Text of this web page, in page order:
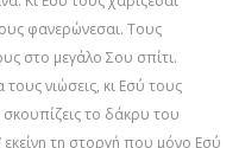
φανερώνεσαι. Τους
στο μεγάλο Σου σπίτι.
νιώσεις, κι Εσύ τους
το δάκρυ του
τη στοργή που μόνο Εσύ